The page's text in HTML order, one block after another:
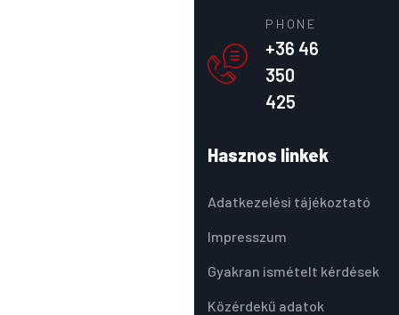
PHONE
+36 46
350
425
Hasznos linkek
Adatkezelési tájékoztató
Impresszum
Gyakran ismételt kérdések
Közérdekű adatok